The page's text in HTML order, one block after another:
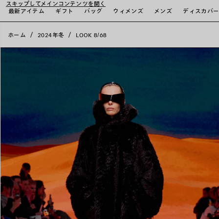
スキップしてメインコンテンツを開く
最新アイテム
ギフト バッグ ウィメンズ メンズ ディスカバー
ホーム 2024年冬 LOOK 8/68
close the banner